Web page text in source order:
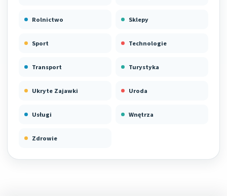
Rolnictwo Sklepy
Sport Technologie
Transport Turystyka
Ukryte Zajawki Uroda
Usługi Wnętrza
Zdrowie